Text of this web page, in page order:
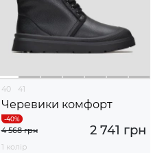
40 41
Черевики комфорт
2 741 грн
4 568 грн
1 колір